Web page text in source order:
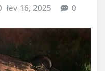
fev 16, 2025 0